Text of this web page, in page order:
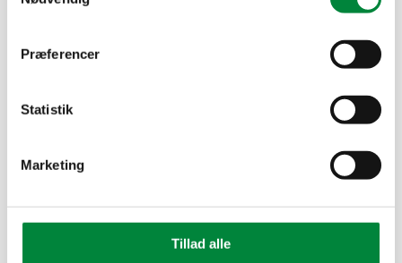
Præferencer
Statistik
Marketing
Tillad alle
Charlotte Gretner